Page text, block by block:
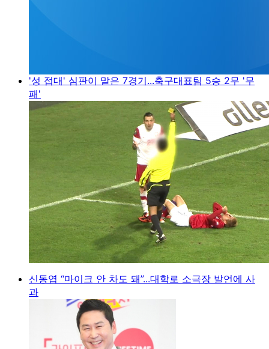
'성 접대' 심판이 맡은 7경기...축구대표팀 5승 2무 '무
패'
신동엽 “마이크 안 차도 돼”...대학로 소극장 발언에 사
과